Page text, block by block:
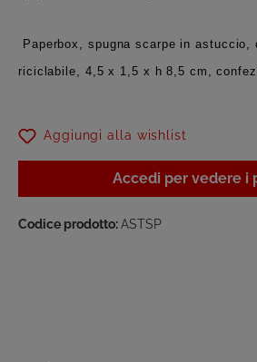
Paperbox, spugna scarpe in astuccio,
riciclabile, 4,5 x 1,5 x h 8,5 cm,
Aggiungi alla wishlist
Accedi per vedere i
Codice prodotto:ASTSP